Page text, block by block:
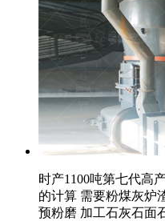
时产1100吨第七代高
的计算 需要粉煤灰炉
预粉磨 加工石灰石面